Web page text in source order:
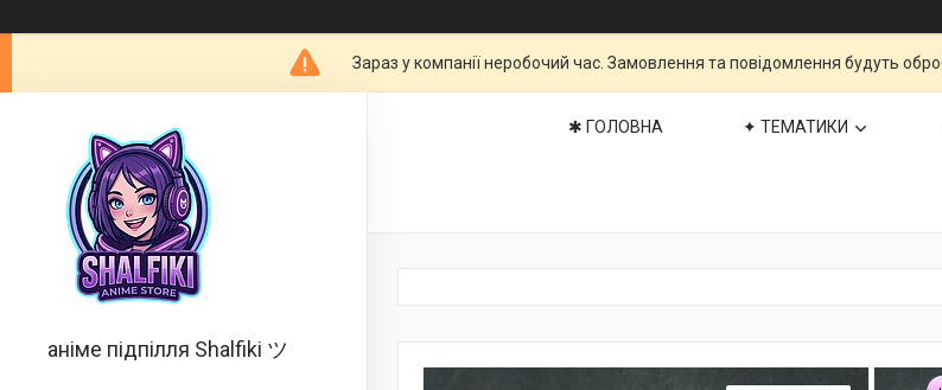
Зараз у компанії неробочий час. Замовлення та повідомлення будуть
аніме підпілля Shalfiki ツ
✱ ГОЛОВНА ✦ ТЕМАТИКИ